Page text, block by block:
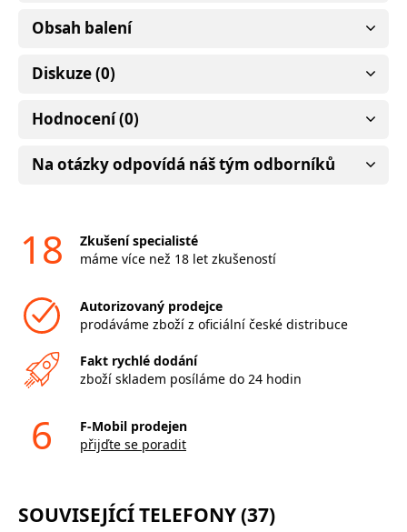
Obsah balení
Diskuze (0)
Hodnocení (0)
Na otázky odpovídá náš tým odborníků
18
Zkušení specialisté
máme více než 18 let zkušeností
Autorizovaný prodejce
prodáváme zboží z oficiální české distribuce
Fakt rychlé dodání
zboží skladem posíláme do 24 hodin
6
F-Mobil prodejen
přijďte se poradit
SOUVISEJÍCÍ TELEFONY (37)